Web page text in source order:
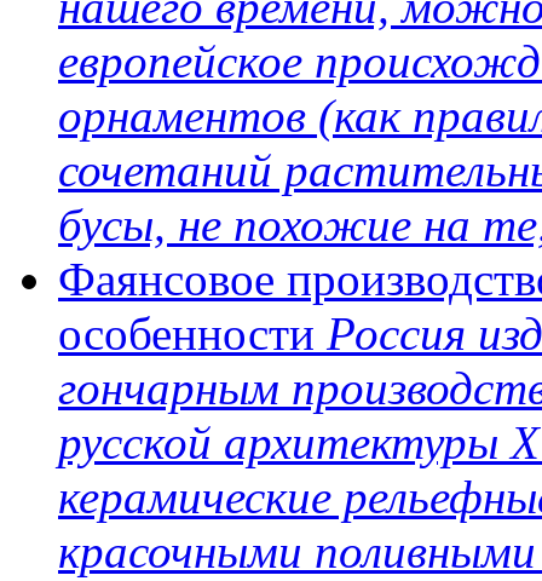
европейское
орнаментов (как
сочетаний
бусы, не похожие на
Фаянсовое
особенности Россия
гончарным
русской архитектуры
керамические
красочными